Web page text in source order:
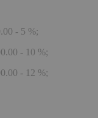
- 5 %;
- 10 %;
- 12 %;